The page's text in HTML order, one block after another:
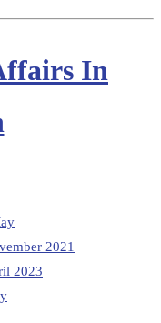
In
2021
2023